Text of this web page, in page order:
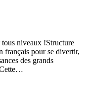
niveaux !Structure
français pour se divertir,
des grands